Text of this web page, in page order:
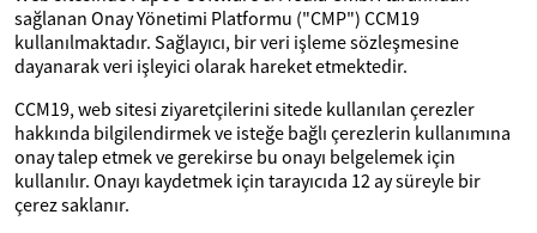
sağlanan Onay Yönetimi Platformu ("CMP") CCM19
kullanılmaktadır. Sağlayıcı, bir veri işleme sözleşmesine
dayanarak veri işleyici olarak hareket etmektedir.
CCM19, web sitesi ziyaretçilerini sitede kullanılan çerezler
hakkında bilgilendirmek ve isteğe bağlı çerezlerin kullanımına
onay talep etmek ve gerekirse bu onayı belgelemek için
kullanılır. Onayı kaydetmek için tarayıcıda 12 ay süreyle bir
çerez saklanır.